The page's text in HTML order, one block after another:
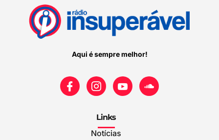
Aqui é sempre melhor!
Links
Notícias